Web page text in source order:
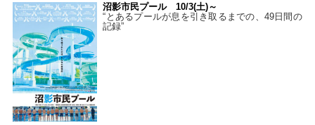
沼影市民プール 10/3(土)～
“とあるプールが息を引き取るまでの、49日間の
記録”